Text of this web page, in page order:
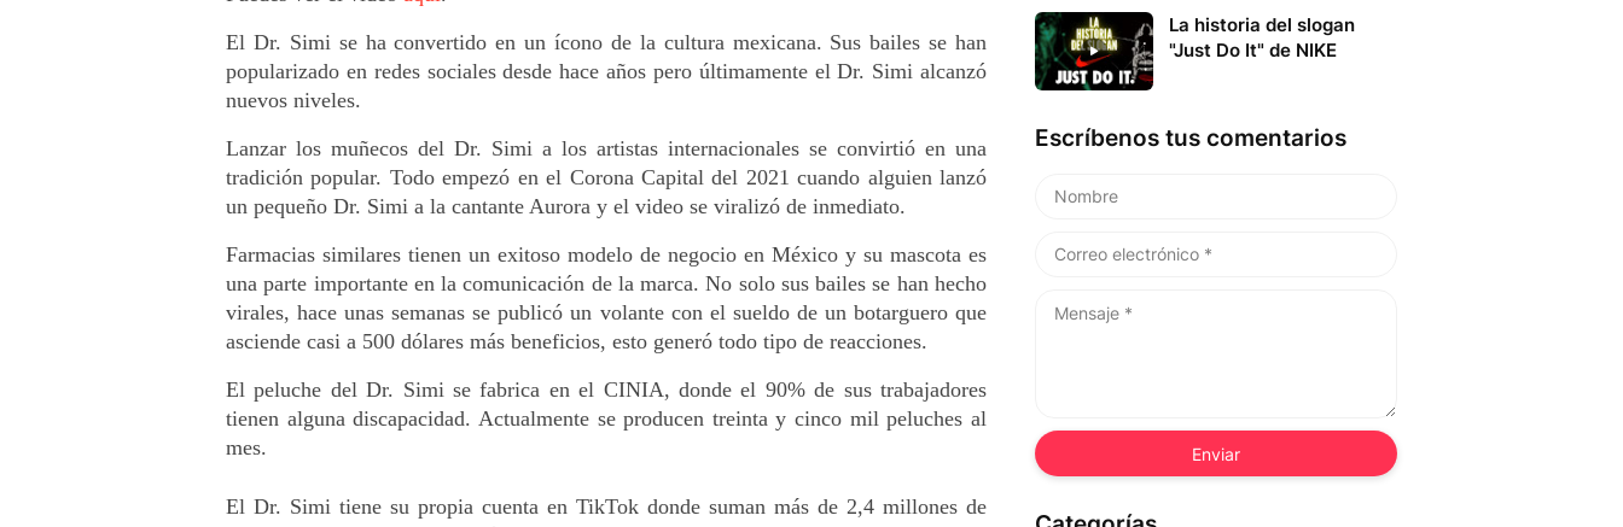
El Dr. Simi se ha convertido en un ícono de la cultura mexicana. Sus bailes se han
popularizado en redes sociales desde hace años pero últimamente el Dr. Simi alcanzó
nuevos niveles.
Lanzar los muñecos del Dr. Simi a los artistas internacionales se convirtió en una
tradición popular. Todo empezó en el Corona Capital del 2021 cuando alguien lanzó
un pequeño Dr. Simi a la cantante Aurora y el video se viralizó de inmediato.
Farmacias similares tienen un exitoso modelo de negocio en México y su mascota es
una parte importante en la comunicación de la marca. No solo sus bailes se han hecho
virales, hace unas semanas se publicó un volante con el sueldo de un botarguero que
asciende casi a 500 dólares más beneficios, esto generó todo tipo de reacciones.
El peluche del Dr. Simi se fabrica en el CINIA, donde el 90% de sus trabajadores
tienen alguna discapacidad. Actualmente se producen treinta y cinco mil peluches al
mes.
El Dr. Simi tiene su propia cuenta en TikTok donde suman más de 2,4 millones de
La historia del slogan
"Just Do It" de NIKE
Escríbenos tus comentarios